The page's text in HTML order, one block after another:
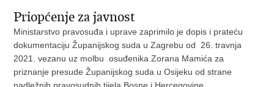
Priopćenje za javnost
Ministarstvo pravosuđa i uprave zaprimilo je dopis i prateću
dokumentaciju Županijskog suda u Zagrebu od 26. travnja
2021. vezanu uz molbu osuđenika Zorana Mamića za
priznanje presude Županijskog suda u Osijeku od strane